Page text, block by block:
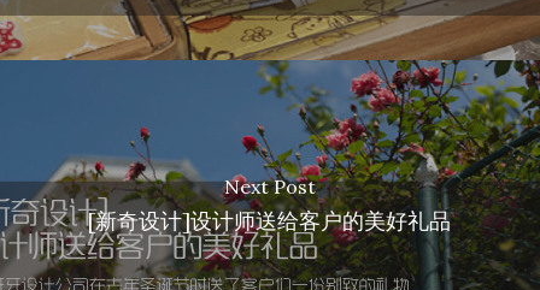
Next Post
[新奇设计]设计师送给客户的美好礼品